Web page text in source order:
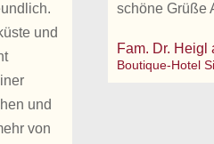
und
und
von
schöne Grüße
Fam. Dr. Heigl
Boutique-Hotel